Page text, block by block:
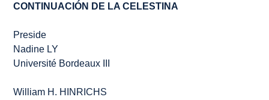
CONTINUACIÓN DE LA CELESTINA
Preside
Nadine LY
Université Bordeaux III
William H. HINRICHS